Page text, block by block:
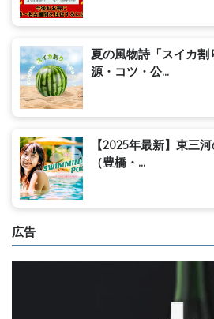
夏の風物詩「スイカ割
源・コツ・公...
【2025年最新】東三
（豊橋・...
広告